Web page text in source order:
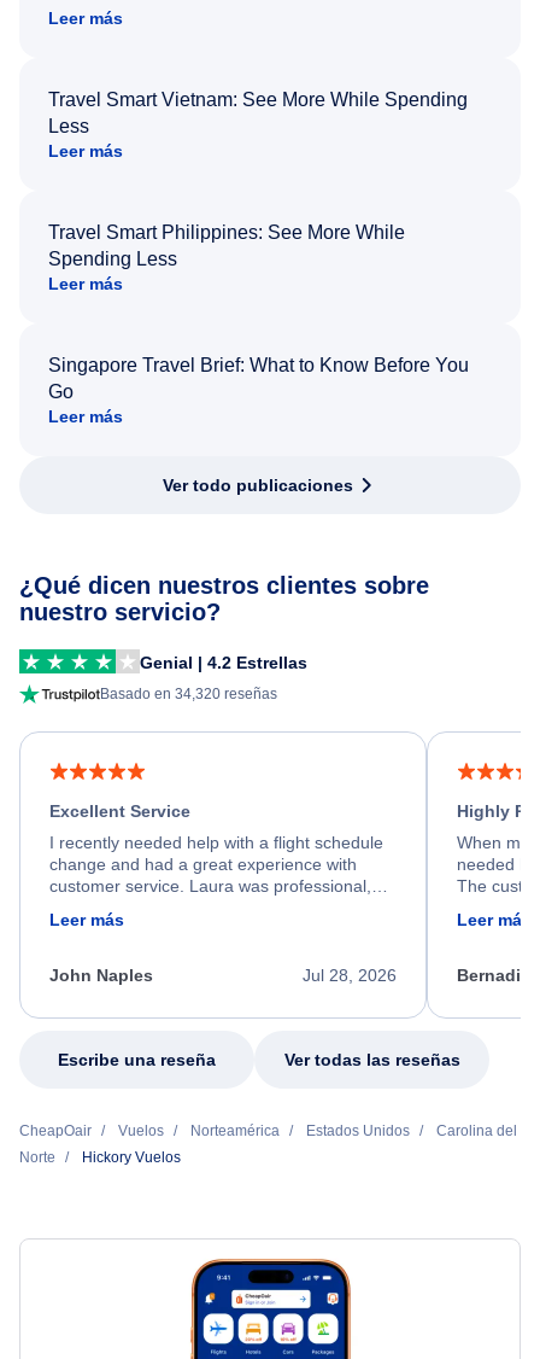
Leer más
Travel Smart Vietnam: See More While Spending
Less
Leer más
Travel Smart Philippines: See More While
Spending Less
Leer más
Singapore Travel Brief: What to Know Before You
Go
Leer más
Ver todo publicaciones
¿Qué dicen nuestros clientes sobre
nuestro servicio?
Genial | 4.2 Estrellas
Basado en 34,320 reseñas
Excellent Service
I recently needed help with a flight schedule
change and had a great experience with
customer service. Laura was professional,
friendly, and very helpful throughout the
process. She quickly found a solution and
appreciate her excellent service.
Leer más
Jul 28, 2026
John Naples
Highly
When my
needed
The
calm,
my issue.
Leer más
Escribe una reseña Ver todas las reseñas
CheapOair Vuelos Norteamérica Estados Unidos
Carolina del
Norte
Hickory Vuelos